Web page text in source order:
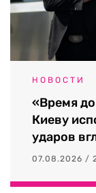
НОВОСТИ
«Время
Киеву
ударов
07.08.2026 /